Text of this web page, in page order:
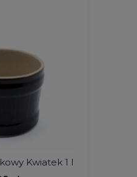
Kwiatek 1 l